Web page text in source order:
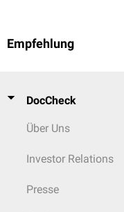
Empfehlung
DocCheck
Über Uns
Investor Relations
Presse